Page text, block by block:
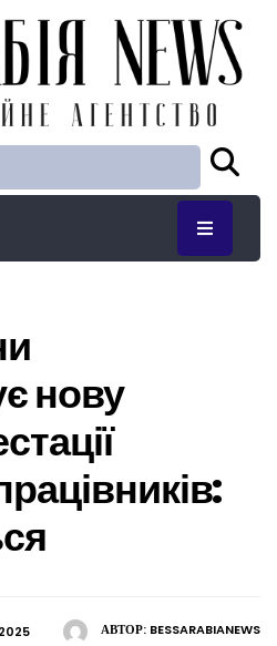
нову
АВТОР: BESSARABIANEWS